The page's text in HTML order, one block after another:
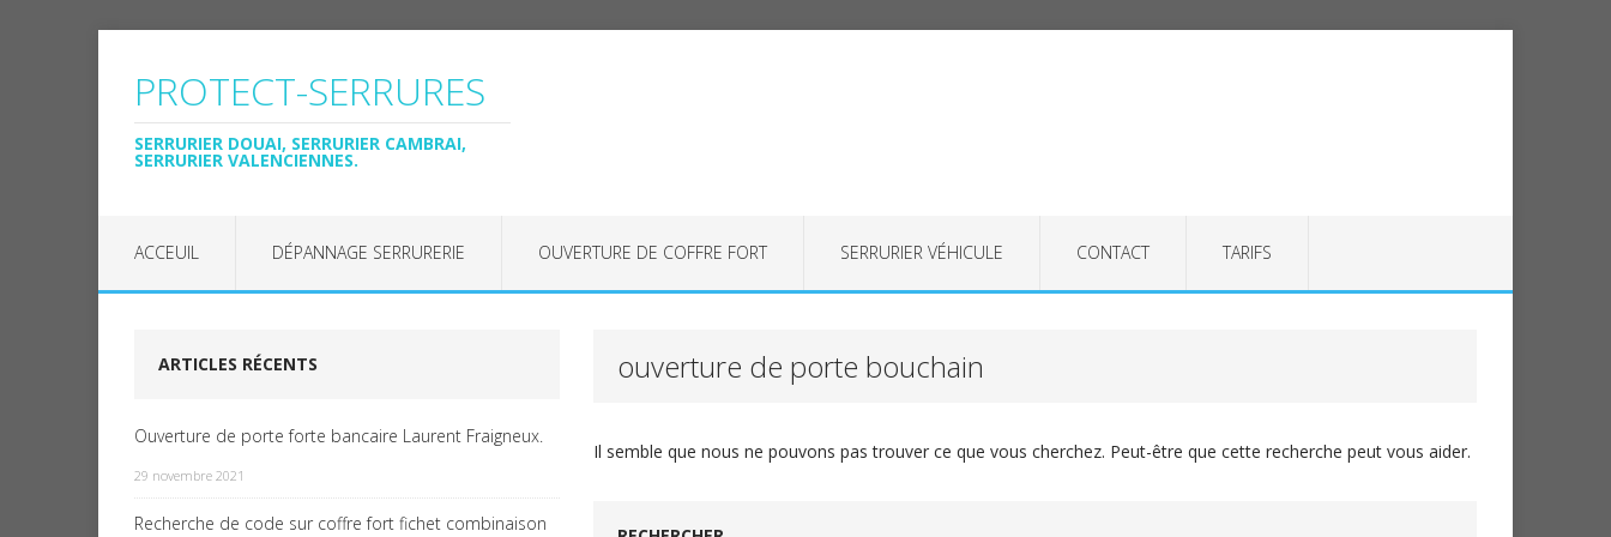
PROTECT-SERRURES
SERRURIER DOUAI, SERRURIER CAMBRAI,
SERRURIER VALENCIENNES.
ACCEUIL DÉPANNAGE SERRURERIE OUVERTURE DE COFFRE FORT SERRURIER VÉHICULE CONTACT TARIFS
ouverture de porte bouchain
Il semble que nous ne pouvons pas trouver ce que vous cherchez. Peut-être que cette recherche peut vous aider.
ARTICLES RÉCENTS
Ouverture de porte forte bancaire Laurent Fraigneux.
29 novembre 2021
Recherche de code sur coffre fort fichet combinaison